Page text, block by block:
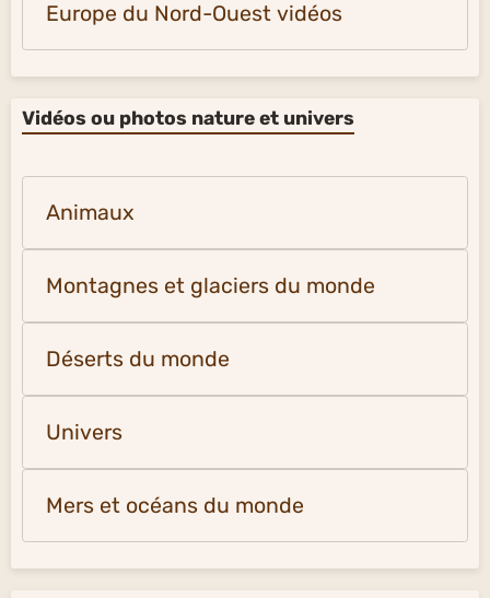
Europe du Nord-Ouest vidéos
Vidéos ou photos nature et univers
Animaux
Montagnes et glaciers du monde
Déserts du monde
Univers
Mers et océans du monde